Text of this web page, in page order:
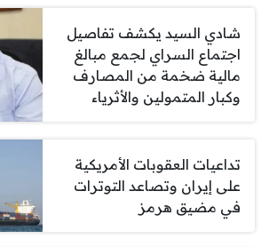
شادي السيد يكشف تفاصيل
اجتماع السراي لجمع مبالغ
مالية ضخمة من المصارف
وكبار المتمولين والأثرياء
تداعيات العقوبات الأمريكية
على إيران وتصاعد التوترات
في مضيق هرمز